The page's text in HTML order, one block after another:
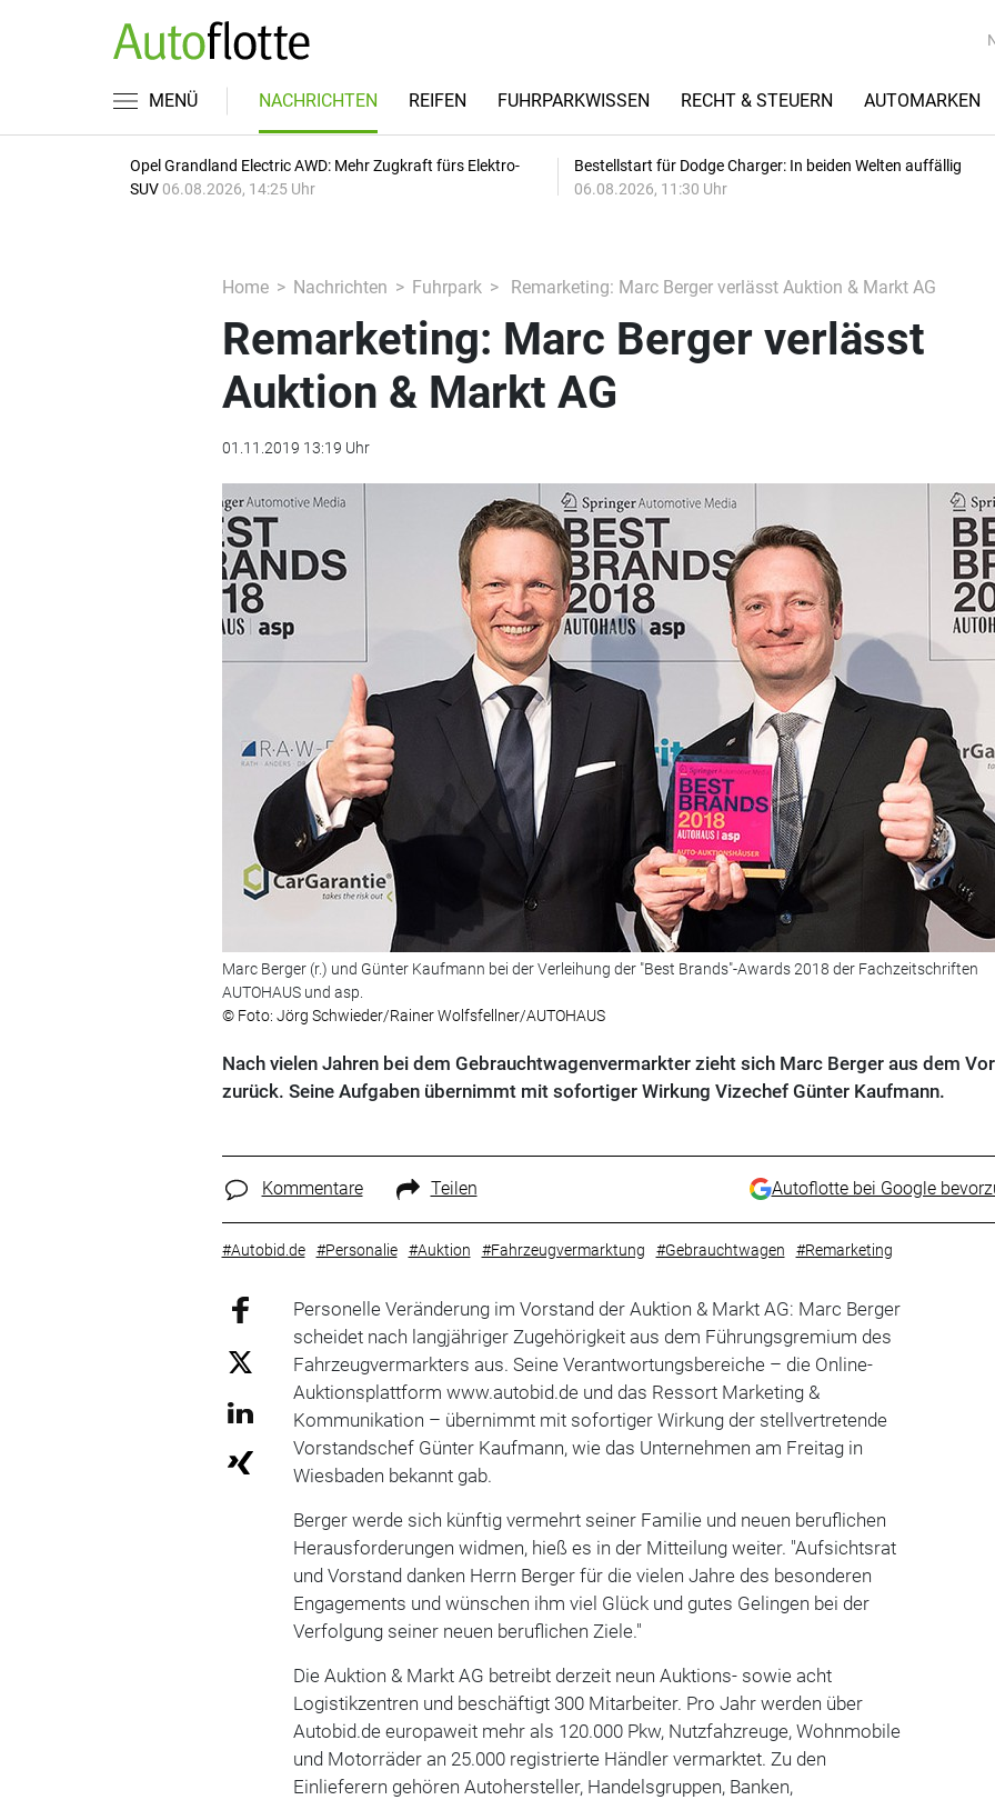
MENÜ NACHRICHTEN REIFEN FUHRPARKWISSEN RECHT & STEUERN AUTOMARKEN
Opel Grandland Electric AWD: Mehr Zugkraft fürs Elektro-
SUV 06.08.2026, 14:25 Uhr
Bestellstart für Dodge Charger: In beiden Welten auffällig
06.08.2026, 11:30 Uhr
Home Nachrichten Fuhrpark Remarketing: Marc Berger verlässt Auktion & Markt AG
Remarketing: Marc Berger verlässt
Auktion & Markt AG
01.11.2019 13:19 Uhr
Marc Berger (r.) und Günter Kaufmann bei der Verleihung der "Best Brands"-Awards 2018 der Fachzeitschriften
AUTOHAUS und asp.
© Foto: Jörg Schwieder/Rainer Wolfsfellner/AUTOHAUS
Nach vielen Jahren bei dem Gebrauchtwagenvermarkter zieht sich Marc Berger aus dem
zurück. Seine Aufgaben übernimmt mit sofortiger Wirkung Vizechef Günter Kaufmann.
Kommentare Teilen Autoflotte bei Google
#Autobid.de #Personalie #Auktion #Fahrzeugvermarktung #Gebrauchtwagen #Remarketing
Personelle Veränderung im Vorstand der Auktion & Markt AG: Marc Berger
scheidet nach langjähriger Zugehörigkeit aus dem Führungsgremium des
Fahrzeugvermarkters aus. Seine Verantwortungsbereiche – die Online-
Auktionsplattform www.autobid.de und das Ressort Marketing &
Kommunikation – übernimmt mit sofortiger Wirkung der stellvertretende
Vorstandschef Günter Kaufmann, wie das Unternehmen am Freitag in
Wiesbaden bekannt gab.
Berger werde sich künftig vermehrt seiner Familie und neuen beruflichen
Herausforderungen widmen, hieß es in der Mitteilung weiter. "Aufsichtsrat
und Vorstand danken Herrn Berger für die vielen Jahre des besonderen
Engagements und wünschen ihm viel Glück und gutes Gelingen bei der
Verfolgung seiner neuen beruflichen Ziele."
Die Auktion & Markt AG betreibt derzeit neun Auktions- sowie acht
Logistikzentren und beschäftigt 300 Mitarbeiter. Pro Jahr werden über
Autobid.de europaweit mehr als 120.000 Pkw, Nutzfahzreuge, Wohnmobile
und Motorräder an 25.000 registrierte Händler vermarktet. Zu den
Einlieferern gehören Autohersteller, Handelsgruppen, Banken,